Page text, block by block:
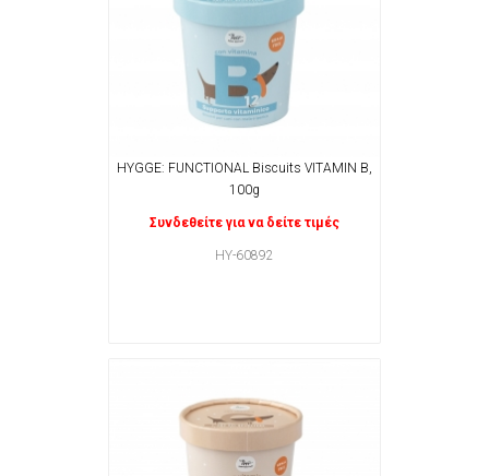
HYGGE: FUNCTIONAL Biscuits VITAMIN B,
100g
Συνδεθείτε για να δείτε τιμές
HY-60892